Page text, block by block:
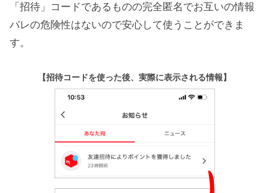
「招待」コードであるものの完全匿名でお互いの情報
バレの危険性はないので安心して使うことができま
す。
【招待コードを使った後、実際に表示される情報】